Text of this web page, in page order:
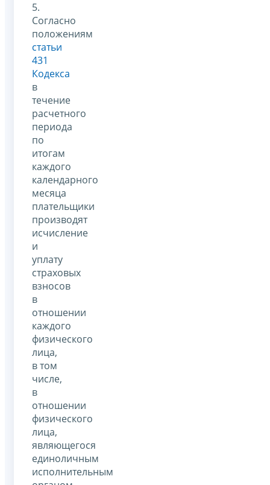
5.
Согласно
положениям
статьи
431
Кодекса
в
течение
расчетного
периода
по
итогам
каждого
календарного
месяца
плательщики
производят
исчисление
и
уплату
страховых
взносов
в
отношении
каждого
физического
лица,
в том
числе,
в
отношении
физического
лица,
являющегося
единоличным
исполнительным